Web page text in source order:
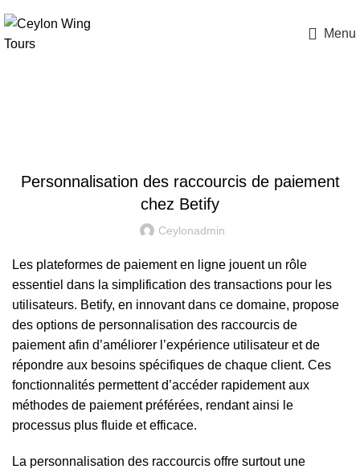
Menu
Personnalisation des raccourcis de paiement
chez Betify
Ceylonadmin
Les plateformes de paiement en ligne jouent un rôle
essentiel dans la simplification des transactions pour les
utilisateurs. Betify, en innovant dans ce domaine, propose
des options de personnalisation des raccourcis de
paiement afin d’améliorer l’expérience utilisateur et de
répondre aux besoins spécifiques de chaque client. Ces
fonctionnalités permettent d’accéder rapidement aux
méthodes de paiement préférées, rendant ainsi le
processus plus fluide et efficace.
La personnalisation des raccourcis offre surtout une